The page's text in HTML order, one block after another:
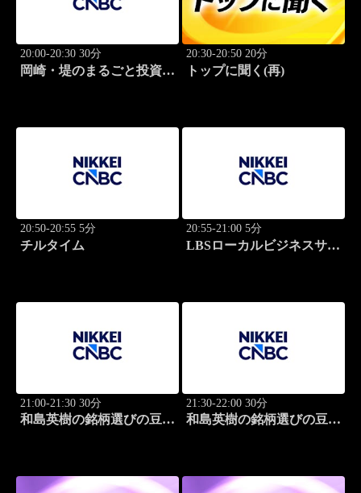
20:00-20:30 30分
岡崎・堤のまるごと投資道
20:30-20:50 20分
トップに聞く(再)
20:50-20:55 5分
チルタイム
20:55-21:00 5分
LBSローカルビジネスサテ
21:00-21:30 30分
和島英樹の銘柄選びの豆知
21:30-22:00 30分
和島英樹の銘柄選びの豆知